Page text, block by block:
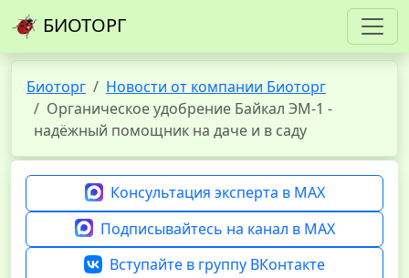
БИОТОРГ
Биоторг
Новости от компании Биоторг
Органическое удобрение Байкал ЭМ-1 -
надёжный помощник на даче и в саду
Консультация эксперта в MAX
Подписывайтесь на канал в MAX
Вступайте в группу ВКонтакте